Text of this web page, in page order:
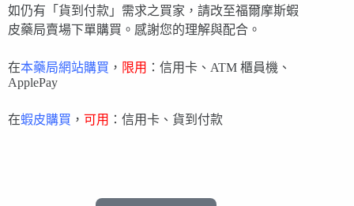
如仍有「貨到付款」需求之買家，請改至福爾摩斯蝦
皮藥局賣場下單購買。感謝您的理解與配合。
在本藥局網站購買 ， 限用 ：信用卡、ATM 櫃員機、
ApplePay
在蝦皮購買 ， 可用 ：信用卡、貨到付款